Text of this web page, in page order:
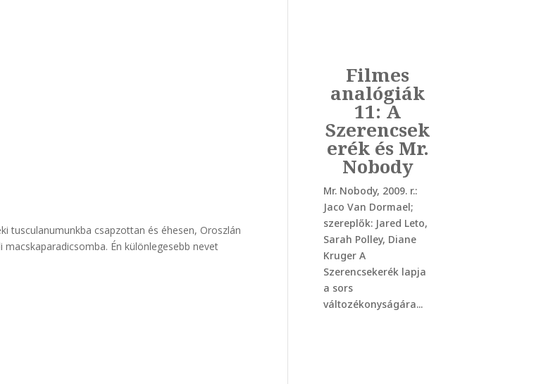
tusculanumunkba csapzottan és éhesen, Oroszlán
Én különlegesebb nevet
Filmes
analógiák
11: A
Szerencsek
erék és Mr.
Nobody
Mr. Nobody, 2009. r.:
Jaco Van Dormael;
szereplők: Jared Leto,
Sarah Polley, Diane
Kruger A
Szerencsekerék lapja
a sors
változékonyságára...